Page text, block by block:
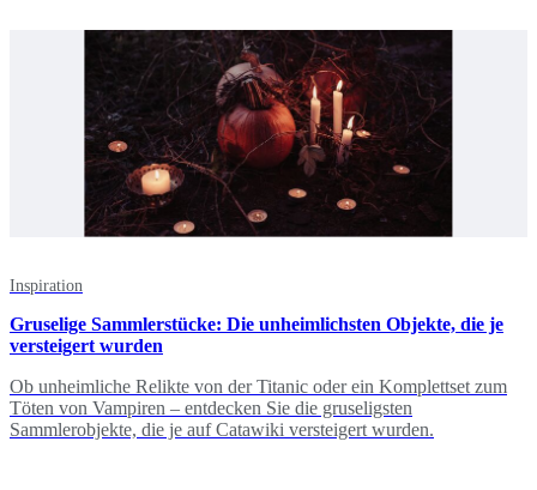
Inspiration
Gruselige Sammlerstücke: Die unheimlichsten Objekte, die je
versteigert wurden
Ob unheimliche Relikte von der Titanic oder ein Komplettset zum
Töten von Vampiren – entdecken Sie die gruseligsten
Sammlerobjekte, die je auf Catawiki versteigert wurden.